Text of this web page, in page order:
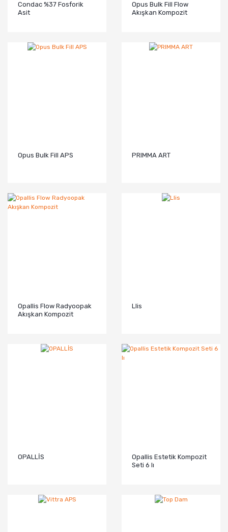
Condac %37 Fosforik
Asit
Opus Bulk Fill Flow
Akışkan Kompozit
Opus Bulk Fill APS PRIMMA ART
Opallis Flow Radyoopak
Akışkan Kompozit
Llis
OPALLİS
Opallis Estetik Kompozit
Seti 6 lı